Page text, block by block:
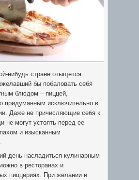
нибудь стране отыщется
бы побаловать себя
блюдом – пиццей,
придуманным исключительно в
Даже не причисляющие себя к
не могут устоять перед ее
и изысканным
день насладиться кулинарным
в ресторанах и
пиццериях. При желании и